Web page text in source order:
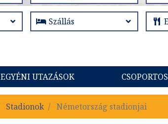
EGYÉNI UTAZÁSOK
Stadionok Németország stadionjai